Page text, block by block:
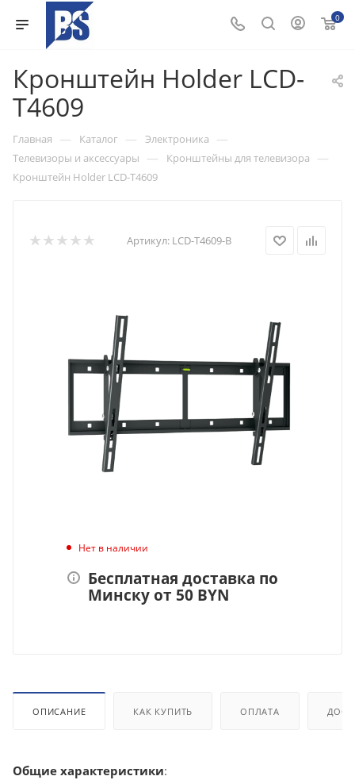
0
Кронштейн Holder LCD-
T4609
Главная — Каталог — Электроника —
Телевизоры и аксессуары — Кронштейны для телевизора —
Кронштейн Holder LCD-T4609
Артикул: LCD-T4609-B
Нет в наличии
Бесплатная доставка по
Минску от 50 BYN
ОПИСАНИЕ КАК КУПИТЬ ОПЛАТА
Общие характеристики: